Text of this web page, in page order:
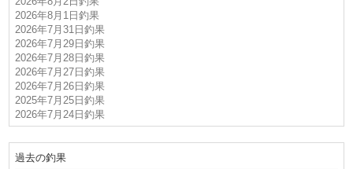
2026年8月1日釣果
2026年7月31日釣果
2026年7月29日釣果
2026年7月28日釣果
2026年7月27日釣果
2026年7月26日釣果
2025年7月25日釣果
2026年7月24日釣果
過去の釣果